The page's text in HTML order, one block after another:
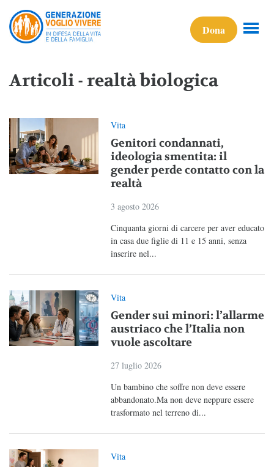
Dona
Articoli - realtà biologica
Vita
Genitori condannati,
ideologia smentita: il
gender perde contatto con la
realtà
3 agosto 2026
Cinquanta giorni di carcere per aver educato
in casa due figlie di 11 e 15 anni, senza
inserire nel...
Vita
Gender sui minori: l’allarme
austriaco che l’Italia non
vuole ascoltare
27 luglio 2026
Un bambino che soffre non deve essere
abbandonato.Ma non deve neppure essere
trasformato nel terreno di...
Vita